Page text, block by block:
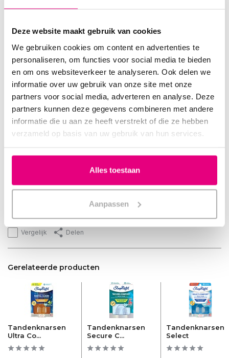
Deze website maakt gebruik van cookies
We gebruiken cookies om content en advertenties te
personaliseren, om functies voor social media te bieden
en om ons websiteverkeer te analyseren. Ook delen we
informatie over uw gebruik van onze site met onze
partners voor social media, adverteren en analyse. Deze
partners kunnen deze gegevens combineren met andere
informatie die u aan ze heeft verstrekt of die ze hebben
verzameld op basis van uw gebruik van hun services.
Alles toestaan
Aanpassen
specialisten. De beschermer is perfect afgestemd op de anatomie
in de mond. Doordat de beschermer perfect binnen de vormen in
de mond valt, blijft deze vanzelf zitten. De geheugenstrip van de
beschermer is zacht en flexibel, waardoor deze zich naar uw
gebit vormt. Dit garandeert de pasvorm.
Bekijkhierhet overzicht van de SleepRight gebitsbeschermers.
Artikelnummer 200130
692121033588
Vergelijk Delen
Gerelateerde producten
Tandenknarsen
Ultra Co...
Tandenknarsen
Secure C...
Tandenknarsen
Select